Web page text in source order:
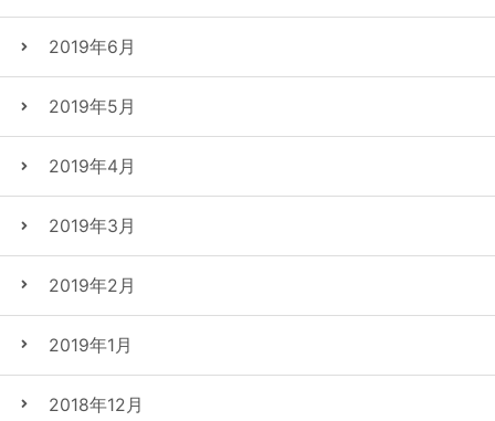
2019年6月
2019年5月
2019年4月
2019年3月
2019年2月
2019年1月
2018年12月